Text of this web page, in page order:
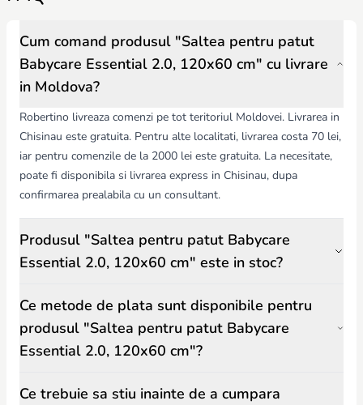
Cum comand produsul "Saltea pentru patut
Babycare Essential 2.0, 120x60 cm" cu livrare
in Moldova?
Robertino livreaza comenzi pe tot teritoriul Moldovei. Livrarea in
Chisinau este gratuita. Pentru alte localitati, livrarea costa 70 lei,
iar pentru comenzile de la 2000 lei este gratuita. La necesitate,
poate fi disponibila si livrarea express in Chisinau, dupa
confirmarea prealabila cu un consultant.
Produsul "Saltea pentru patut Babycare
Essential 2.0, 120x60 cm" este in stoc?
Ce metode de plata sunt disponibile pentru
produsul "Saltea pentru patut Babycare
Essential 2.0, 120x60 cm"?
Ce trebuie sa stiu inainte de a cumpara